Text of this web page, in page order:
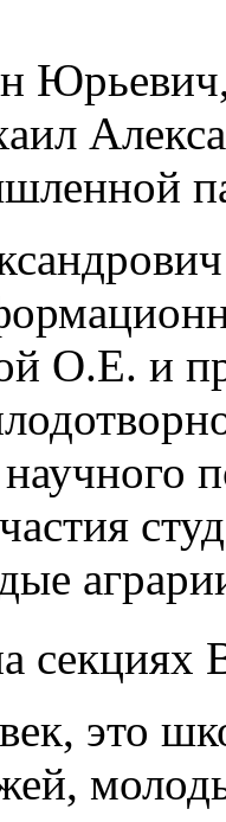
О.Е. и
научного
это